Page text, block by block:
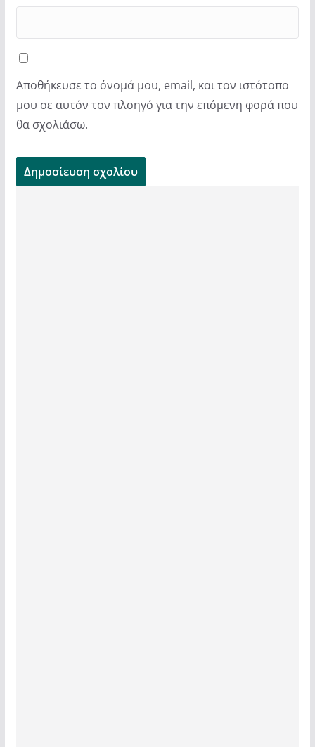
Αποθήκευσε το όνομά μου, email, και τον ιστότοπο
μου σε αυτόν τον πλοηγό για την επόμενη φορά που
θα σχολιάσω.